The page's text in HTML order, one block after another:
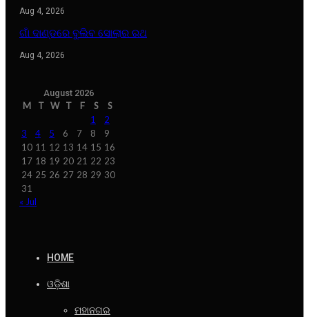
Aug 4, 2026
ଗାଁ ଦାଣ୍ଡରେ ବୁଲିବ ସୋଲାର ରଥ
Aug 4, 2026
August 2026
M T W T F S
S
1
2
3
4 5 6 7 8
9
10 11 12 13 14 15 16
17 18 19 20 21 22 23
24 25 26 27 28 29 30
31
« Jul
HOME
ଓଡ଼ିଶା
ମହାନଗର